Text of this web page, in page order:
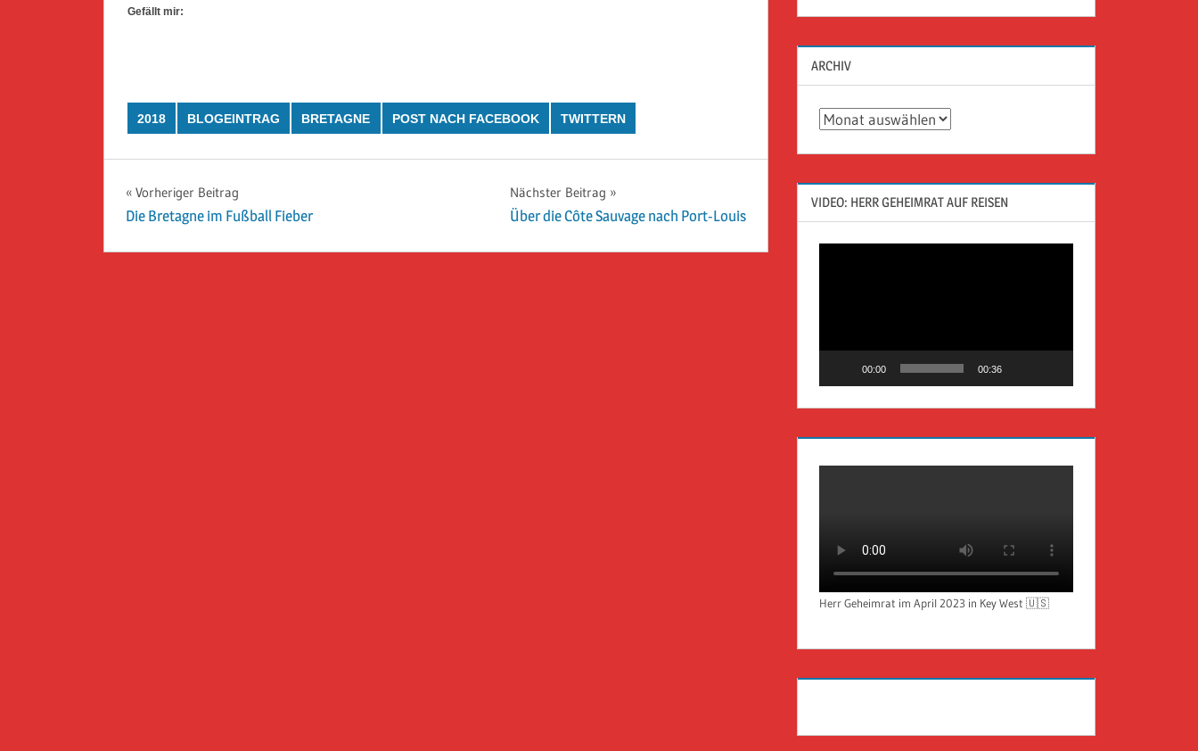
Gefällt mir:
2018 BLOGEINTRAG BRETAGNE POST NACH FACEBOOK TWITTERN
Beitragsnavigation
Vorheriger Beitrag
Die Bretagne im Fußball Fieber
Nächster Beitrag
Über die Côte Sauvage nach Port-Louis
ARCHIV
Archiv
VIDEO: HERR GEHEIMRAT AUF REISEN
00:00 00:36
Herr Geheimrat im April 2023 in Key West 🇺🇸